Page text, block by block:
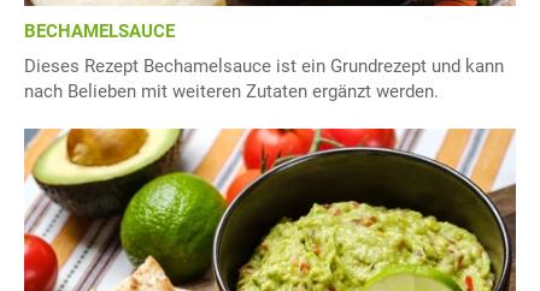
BECHAMELSAUCE
Dieses Rezept Bechamelsauce ist ein Grundrezept und kann
nach Belieben mit weiteren Zutaten ergänzt werden.